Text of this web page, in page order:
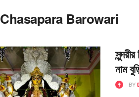
Chasapara Barowari
নাম
BY